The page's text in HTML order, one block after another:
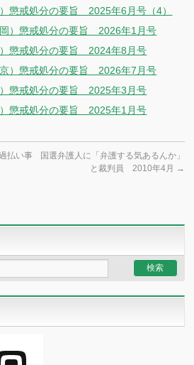
懲戒処分の要旨 2025年6月号（4）
）懲戒処分の要旨 2026年1月号
懲戒処分の要旨 2024年8月号
）懲戒処分の要旨 2026年7月号
懲戒処分の要旨 2025年3月号
懲戒処分の要旨 2025年1月号
払い事
国選弁護人に「弁護する気あるんか」
と裁判員 2010年4月 →